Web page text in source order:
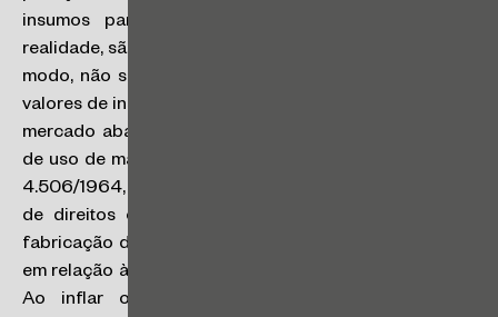
insumos para gerar despesas adicionais que, na
realidade, são repasses disfarçados de royalties. Deste
modo, não se pode alegar que a prática de se alocar
valores de insumos muito superiores aos praticados no
mercado abarcaria também o pagamento de royalties
de uso de marca, pois, nos termos do art. 22 da Lei nº
4.506/1964, os rendimentos oriundos da exploração
de direitos como marcas comerciais e fórmulas de
fabricação devem ser classificados de forma apartada
em relação às receitas oriundas da venda de produtos.
Ao inflar os preços dos insumos, as empresas